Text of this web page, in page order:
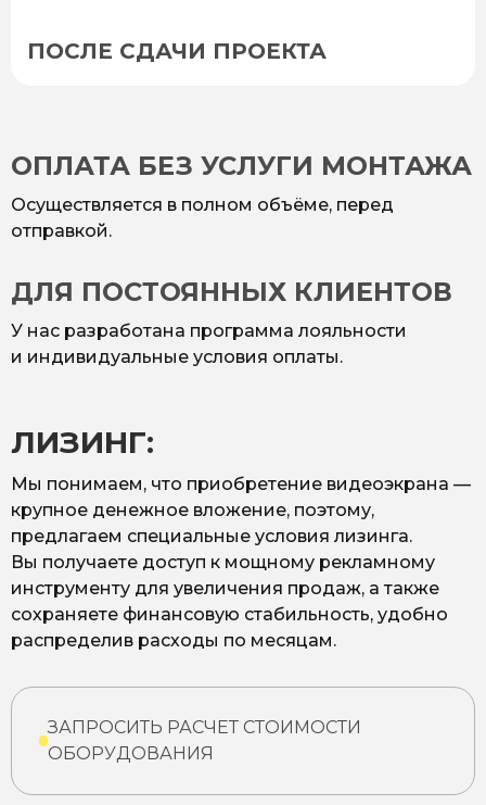
ПОСЛЕ СДАЧИ ПРОЕКТА
ОПЛАТА БЕЗ УСЛУГИ МОНТАЖА
Осуществляется в полном объёме, перед
отправкой.
ДЛЯ ПОСТОЯННЫХ КЛИЕНТОВ
У нас разработана программа лояльности
и индивидуальные условия оплаты.
ЛИЗИНГ:
Мы понимаем, что приобретение видеоэкрана —
крупное денежное вложение, поэтому,
предлагаем специальные условия лизинга.
Вы получаете доступ к мощному рекламному
инструменту для увеличения продаж, а также
сохраняете финансовую стабильность, удобно
распределив расходы по месяцам.
ЗАПРОСИТЬ РАСЧЕТ СТОИМОСТИ
ОБОРУДОВАНИЯ